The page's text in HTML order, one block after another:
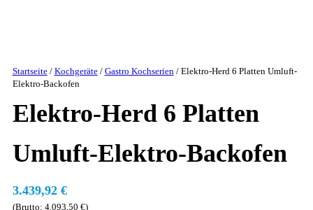
Startseite/ Kochgeräte/ Gastro Kochserien/ Elektro-Herd 6 Platten Umluft-
Elektro-Backofen
Elektro-Herd 6 Platten
Umluft-Elektro-Backofen
3.439,92 €
(Brutto: 4.093,50 €)